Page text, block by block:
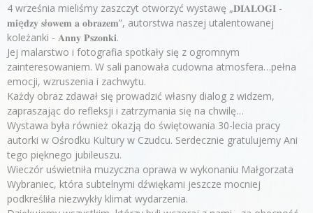
4 września mieliśmy zaszczyt otworzyć wystawę „𝐃𝐈𝐀𝐋𝐎𝐆𝐈 -
𝐦𝐢ę𝐝𝐳𝐲 𝐬ł𝐨𝐰𝐞𝐦 𝐚 𝐨𝐛𝐫𝐚𝐳𝐞𝐦”, autorstwa naszej utalentowanej
koleżanki - 𝐀𝐧𝐧𝐲 𝐏𝐬𝐳𝐨𝐧𝐤𝐢.
Jej malarstwo i fotografia spotkały się z ogromnym
zainteresowaniem. W sali panowała cudowna atmosfera…pełna
emocji, wzruszenia i zachwytu.
Każdy obraz zdawał się prowadzić własny dialog z widzem,
zapraszając do refleksji i zatrzymania się na chwilę…
Wystawa była również okazją do świętowania 30-lecia pracy
autorki w Ośrodku Kultury w Czudcu. Serdecznie gratulujemy Ani
tego pięknego jubileuszu.
Wieczór uświetniła muzyczna oprawa w wykonaniu Małgorzata
Wybraniec, która subtelnymi dźwiękami jeszcze mocniej
podkreśliła niezwykły klimat wydarzenia.